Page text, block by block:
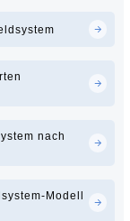
nach
Modell